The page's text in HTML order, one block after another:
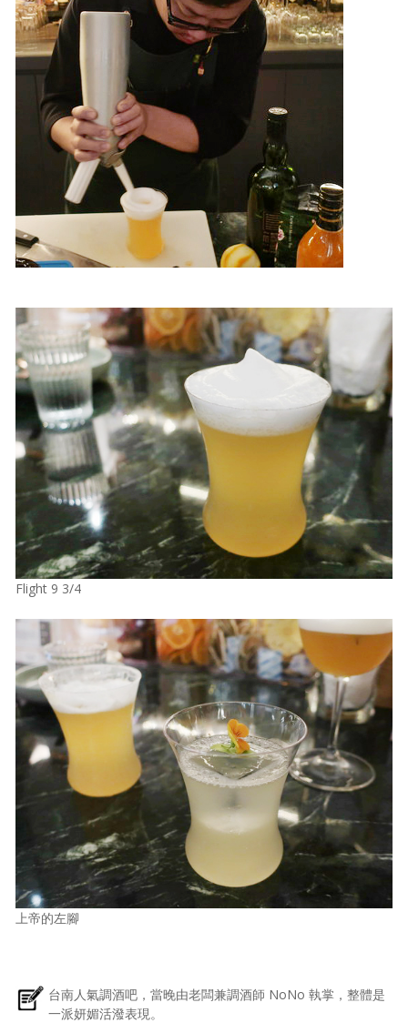
Flight 9 3/4
上帝的左腳
台南人氣調酒吧，當晚由老闆兼調酒師 NoNo 執掌，整體是
一派妍媚活潑表現。